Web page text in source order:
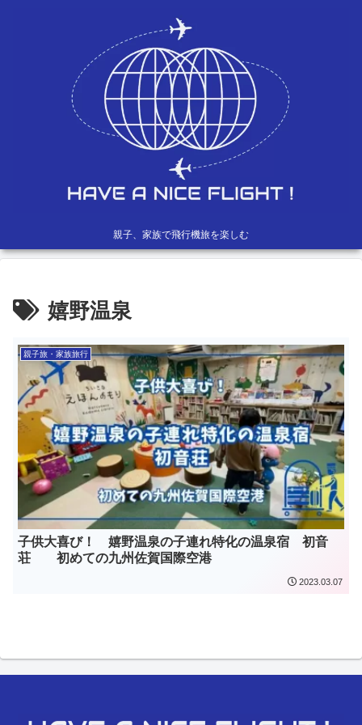
親子、家族で飛行機旅を楽しむ
嬉野温泉
親子旅・家族旅行
子供大喜び！ 嬉野温泉の子連れ特化の温泉宿 初音
荘 初めての九州佐賀国際空港
2023.03.07